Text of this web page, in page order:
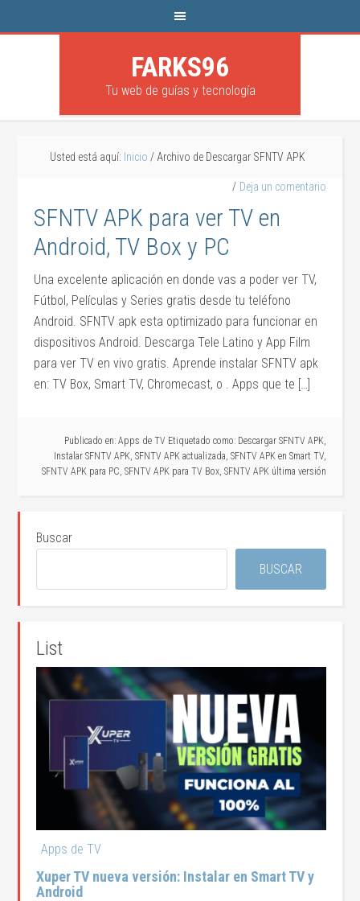
FARKS96
Tu web de guías y tecnología
Usted está aquí: Inicio / Archivo de Descargar SFNTV APK
Deja un comentario
SFNTV APK para ver TV en
Android, TV Box y PC
Una excelente aplicación en donde vas a poder ver TV,
Fútbol, Películas y Series gratis desde tu teléfono
Android. SFNTV apk esta optimizado para funcionar en
dispositivos Android. Descarga Tele Latino y App Film
para ver TV en vivo gratis. Aprende instalar SFNTV apk
en: TV Box, Smart TV, Chromecast, o . Apps que te […]
Publicado en: Apps de TV Etiquetado como: Descargar SFNTV APK,
Instalar SFNTV APK, SFNTV APK actualizada, SFNTV APK en Smart TV,
SFNTV APK para PC, SFNTV APK para TV Box, SFNTV APK última versión
Buscar
BUSCAR
List
Apps de TV
Xuper TV nueva versión: Instalar en Smart TV y
Android